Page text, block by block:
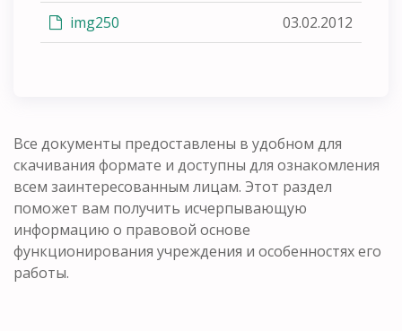
img250 03.02.2012
Все документы предоставлены в удобном для
скачивания формате и доступны для ознакомления
всем заинтересованным лицам. Этот раздел
поможет вам получить исчерпывающую
информацию о правовой основе
функционирования учреждения и особенностях его
работы.